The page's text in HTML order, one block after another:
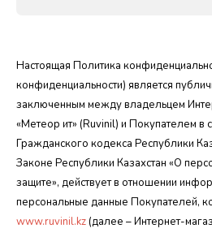
Настоящая Политика
конфиденциальности) является
заключенным между владельцем
«Метеор ит» (Ruvinil) и Покупателем в
Гражданского кодекса Республики
Законе Республики Казахстан «О
защите», действует в отношении
персональные данные Покупателей,
www.ruvinil.kz(далее – Интернет-